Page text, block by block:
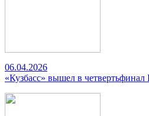
06.04.2026
«Кузбасс» вышел в